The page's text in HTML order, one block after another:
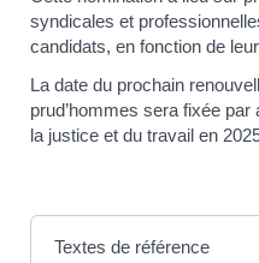
syndicales et
candidats, en fonction de
La date du prochain
prud’hommes sera fixée
la justice et du travail en
Textes de référence